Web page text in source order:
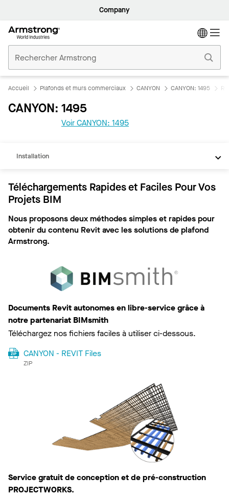
Company
Plafonds
Commerciaux
Accueil Plafonds et murs commerciaux CANYON CANYON: 1495
CANYON: 1495
Voir CANYON: 1495
Installation
Téléchargements Rapides et Faciles Pour Vos
Projets BIM
Nous proposons deux méthodes simples et rapides pour
obtenir du contenu Revit avec les solutions de plafond
Armstrong.
Documents Revit autonomes en libre-service grâce à
notre partenariat BIMsmith
Téléchargez nos fichiers faciles à utiliser ci-dessous.
CANYON - REVIT Files
ZIP
Service gratuit de conception et de pré-construction
PROJECTWORKS.